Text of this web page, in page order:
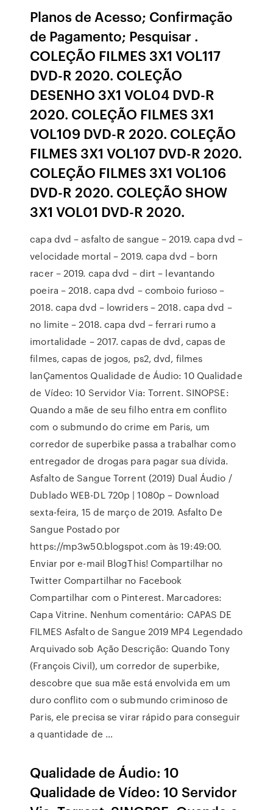
Planos de Acesso; Confirmação
de Pagamento; Pesquisar .
COLEÇÃO FILMES 3X1 VOL117
DVD-R 2020. COLEÇÃO
DESENHO 3X1 VOL04 DVD-R
2020. COLEÇÃO FILMES 3X1
VOL109 DVD-R 2020. COLEÇÃO
FILMES 3X1 VOL107 DVD-R 2020.
COLEÇÃO FILMES 3X1 VOL106
DVD-R 2020. COLEÇÃO SHOW
3X1 VOL01 DVD-R 2020.
capa dvd – asfalto de sangue – 2019. capa dvd –
velocidade mortal – 2019. capa dvd – born
racer – 2019. capa dvd – dirt – levantando
poeira – 2018. capa dvd – comboio furioso –
2018. capa dvd – lowriders – 2018. capa dvd –
no limite – 2018. capa dvd – ferrari rumo a
imortalidade – 2017. capas de dvd, capas de
filmes, capas de jogos, ps2, dvd, filmes
lanÇamentos Qualidade de Áudio: 10 Qualidade
de Vídeo: 10 Servidor Via: Torrent. SINOPSE:
Quando a mãe de seu filho entra em conflito
com o submundo do crime em Paris, um
corredor de superbike passa a trabalhar como
entregador de drogas para pagar sua dívida.
Asfalto de Sangue Torrent (2019) Dual Áudio /
Dublado WEB-DL 720p | 1080p – Download
sexta-feira, 15 de março de 2019. Asfalto De
Sangue Postado por
https://mp3w50.blogspot.com às 19:49:00.
Enviar por e-mail BlogThis! Compartilhar no
Twitter Compartilhar no Facebook
Compartilhar com o Pinterest. Marcadores:
Capa Vitrine. Nenhum comentário: CAPAS DE
FILMES Asfalto de Sangue 2019 MP4 Legendado
Arquivado sob Ação Descrição: Quando Tony
(François Civil), um corredor de superbike,
descobre que sua mãe está envolvida em um
duro conflito com o submundo criminoso de
Paris, ele precisa se virar rápido para conseguir
a quantidade de …
Qualidade de Áudio: 10
Qualidade de Vídeo: 10 Servidor